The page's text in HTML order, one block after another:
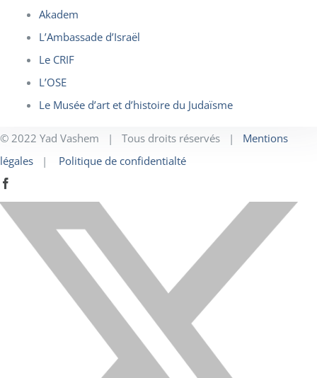
Akadem
L’Ambassade d’Israël
Le CRIF
L’OSE
Le Musée d’art et d’histoire du Judaïsme
© 2022 Yad Vashem | Tous droits réservés | Mentions
légales | Politique de confidentialté